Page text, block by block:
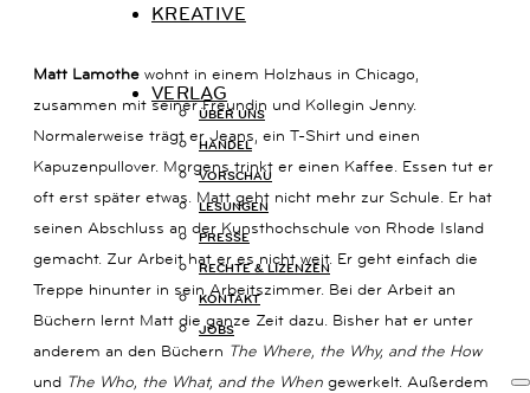
KREATIVE
VERLAG
ÜBER UNS
HANDEL
VORSCHAU
LESUNGEN
PRESSE
RECHTE & LIZENZEN
KONTAKT
JOBS
KONTAKT
KAISERSTRASSE
14B
80801
(0)
89
54
15
KOMMUNIKATION@KARIBUBUECHER.DE
Matt Lamothe wohnt in einem Holzhaus in Chicago,
zusammen mit seiner Freundin und Kollegin Jenny.
Normalerweise trägt er Jeans, ein T-Shirt und einen
Kapuzenpullover. Morgens trinkt er einen Kaffee. Essen tut er
oft erst später etwas. Matt geht nicht mehr zur Schule. Er hat
seinen Abschluss an der Kunsthochschule von Rhode Island
gemacht. Zur Arbeit hat er es nicht weit. Er geht einfach die
Treppe hinunter in sein Arbeitszimmer. Bei der Arbeit an
Büchern lernt Matt die ganze Zeit dazu. Bisher hat er unter
anderem an den Büchern The Where, the Why, and the How
und The Who, the What, and the When gewerkelt. Außerdem